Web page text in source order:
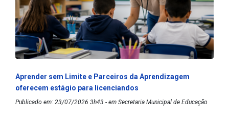
Aprender sem Limite e Parceiros da Aprendizagem
oferecem estágio para licenciandos
Publicado em: 23/07/2026 3h43 - em Secretaria Municipal de Educação